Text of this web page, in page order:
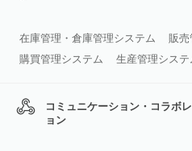
在庫管理・倉庫管理システム
販売
購買管理システム
生産管理システ
コミュニケーション・コラボ
ョン